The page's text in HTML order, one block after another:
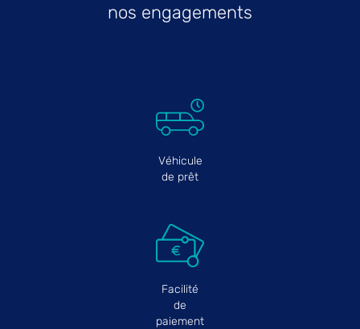
nos engagements
Véhicule
de prêt
Facilité
de
paiement